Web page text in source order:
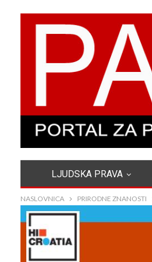
LJUDSKA PRAVA
NASLOVNICA PRIRODNE ZNANOSTI